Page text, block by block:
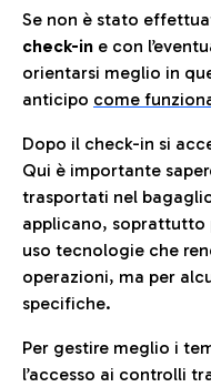
Se non è stato
check-in e con
orientarsi meglio in
anticipo come
Dopo il check-in si
Qui è importante
trasportati nel
applicano, soprattutto
uso tecnologie che
operazioni, ma per
specifiche.
Per gestire meglio i
l’accesso ai controlli